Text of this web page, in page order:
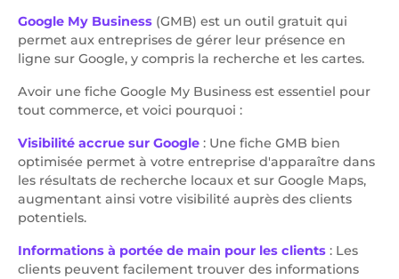
Google My Business (GMB) est un outil gratuit qui
permet aux entreprises de gérer leur présence en
ligne sur Google, y compris la recherche et les cartes.
Avoir une fiche Google My Business est essentiel pour
tout commerce, et voici pourquoi :
Visibilité accrue sur Google : Une fiche GMB bien
optimisée permet à votre entreprise d'apparaître dans
les résultats de recherche locaux et sur Google Maps,
augmentant ainsi votre visibilité auprès des clients
potentiels.
Informations à portée de main pour les clients : Les
clients peuvent facilement trouver des informations